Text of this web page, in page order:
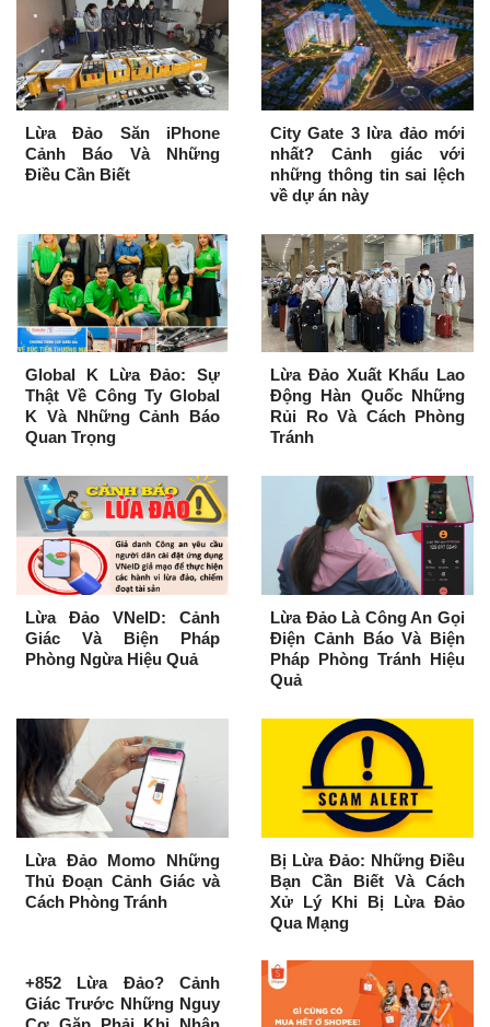
Lừa Đảo Săn iPhone
Cảnh Báo Và Những
Điều Cần Biết
City Gate 3 lừa đảo mới
nhất? Cảnh giác với
những thông tin sai lệch
về dự án này
Global K Lừa Đảo: Sự
Thật Về Công Ty Global
K Và Những Cảnh Báo
Quan Trọng
Lừa Đảo Xuất Khẩu Lao
Động Hàn Quốc Những
Rủi Ro Và Cách Phòng
Tránh
Lừa Đảo VNeID: Cảnh
Giác Và Biện Pháp
Phòng Ngừa Hiệu Quả
Lừa Đảo Là Công An Gọi
Điện Cảnh Báo Và Biện
Pháp Phòng Tránh Hiệu
Quả
Lừa Đảo Momo Những
Thủ Đoạn Cảnh Giác và
Cách Phòng Tránh
Bị Lừa Đảo: Những Điều
Bạn Cần Biết Và Cách
Xử Lý Khi Bị Lừa Đảo
Qua Mạng
+852 Lừa Đảo? Cảnh
Giác Trước Những Nguy